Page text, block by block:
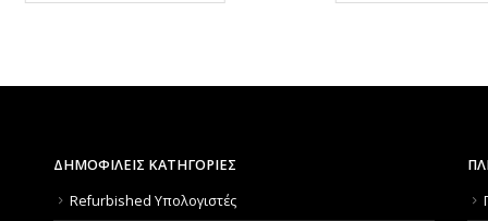
ΔΗΜΟΦΙΛΕΙΣ ΚΑΤΗΓΟΡΙΕΣ
Refurbished Υπολογιστές